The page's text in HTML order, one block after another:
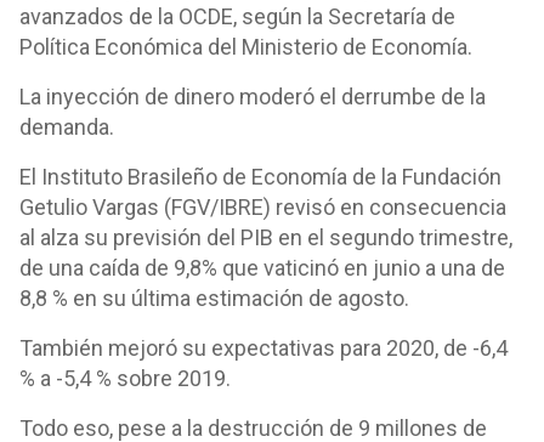
avanzados de la OCDE, según la Secretaría de
Política Económica del Ministerio de Economía.
La inyección de dinero moderó el derrumbe de la
demanda.
El Instituto Brasileño de Economía de la Fundación
Getulio Vargas (FGV/IBRE) revisó en consecuencia
al alza su previsión del PIB en el segundo trimestre,
de una caída de 9,8% que vaticinó en junio a una de
8,8 % en su última estimación de agosto.
También mejoró su expectativas para 2020, de -6,4
% a -5,4 % sobre 2019.
Todo eso, pese a la destrucción de 9 millones de